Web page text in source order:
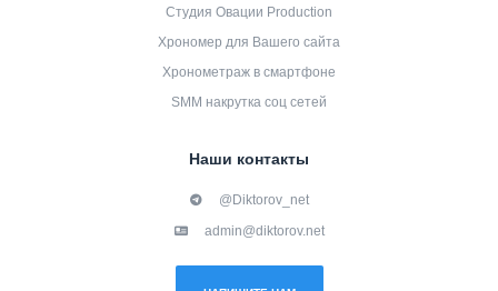
Студия Овации Production
Хрономер для Вашего сайта
Хронометраж в смартфоне
SMM накрутка соц сетей
Наши контакты
@Diktorov_net
admin@diktorov.net